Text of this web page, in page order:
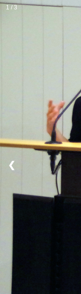
1 / 3
❮